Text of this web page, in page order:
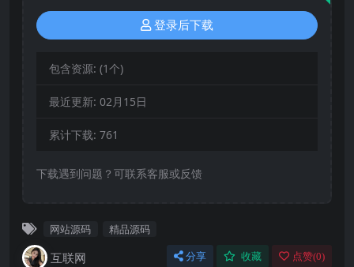
登录后下载
包含资源: (1个)
最近更新: 02月15日
累计下载: 761
下载遇到问题？可联系客服或反馈
网站源码 精品源码
互联网 分享 收藏 点赞(0)